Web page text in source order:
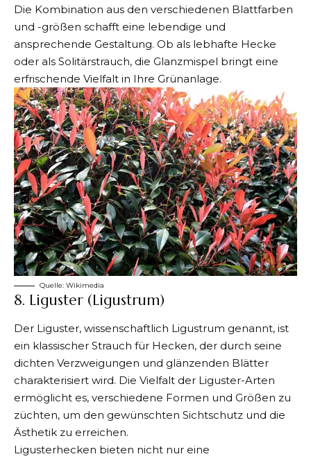
Die Kombination aus den verschiedenen Blattfarben
und -größen schafft eine lebendige und
ansprechende Gestaltung. Ob als lebhafte Hecke
oder als Solitärstrauch, die Glanzmispel bringt eine
erfrischende Vielfalt in Ihre Grünanlage.
Quelle: Wikimedia
8. Liguster (Ligustrum)
Der Liguster, wissenschaftlich Ligustrum genannt, ist
ein klassischer Strauch für Hecken, der durch seine
dichten Verzweigungen und glänzenden Blätter
charakterisiert wird. Die Vielfalt der Liguster-Arten
ermöglicht es, verschiedene Formen und Größen zu
züchten, um den gewünschten Sichtschutz und die
Ästhetik zu erreichen.
Ligusterhecken bieten nicht nur eine